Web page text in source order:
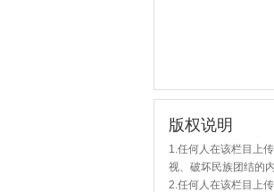
版权说明
1.任何人在该栏目上
视、破坏民族团结的
2.任何人在该栏目上